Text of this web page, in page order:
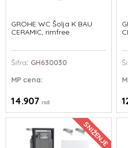
GROHE WC Šolja K BAU
CERAMIC, rimfree
Šifra: GH630030
MP cena:
14.907rsd
SNIŽENJE